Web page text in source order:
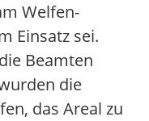
Welfen-
Einsatz sei.
Beamten
die
das Areal zu